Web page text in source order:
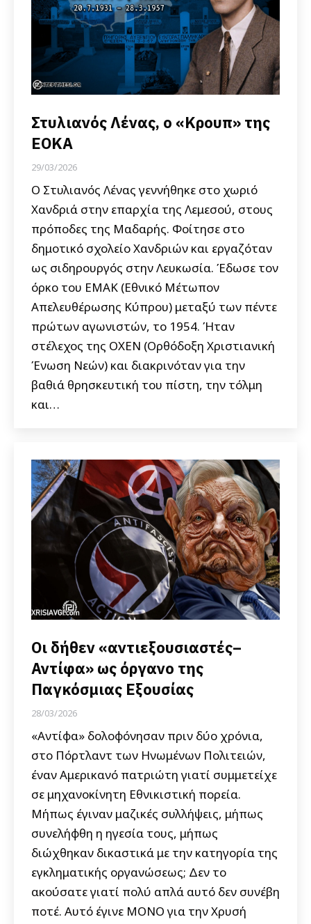
Στυλιανός Λένας, ο «Κρουπ» της
ΕΟΚΑ
29/03/2026
Ο Στυλιανός Λένας γεννήθηκε στο χωριό
Χανδριά στην επαρχία της Λεμεσού, στους
πρόποδες της Μαδαρής. Φοίτησε στο
δημοτικό σχολείο Χανδριών και εργαζόταν
ως σιδηρουργός στην Λευκωσία. Έδωσε τον
όρκο του ΕΜΑΚ (Εθνικό Μέτωπον
Απελευθέρωσης Κύπρου) μεταξύ των πέντε
πρώτων αγωνιστών, το 1954. Ήταν
στέλεχος της ΟΧΕΝ (Ορθόδοξη Χριστιανική
Ένωση Νεών) και διακρινόταν για την
βαθιά θρησκευτική του πίστη, την τόλμη
και…
Oι δήθεν «αντιεξουσιαστές–
Αντίφα» ως όργανο της
Παγκόσμιας Eξουσίας
28/03/2026
«Αντίφα» δολοφόνησαν πριν δύο χρόνια,
στο Πόρτλαντ των Ηνωμένων Πολιτειών,
έναν Αμερικανό πατριώτη γιατί συμμετείχε
σε μηχανοκίνητη Εθνικιστική πορεία.
Μήπως έγιναν μαζικές συλλήψεις, μήπως
συνελήφθη η ηγεσία τους, μήπως
διώχθηκαν δικαστικά με την κατηγορία της
εγκληματικής οργανώσεως; Δεν το
ακούσατε γιατί πολύ απλά αυτό δεν συνέβη
ποτέ. Αυτό έγινε ΜΟΝΟ για την Χρυσή